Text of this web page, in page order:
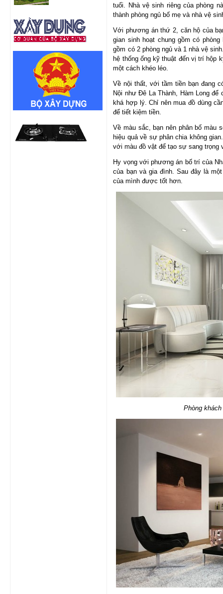
tuổi. Nhà vệ sinh riêng của phòng
thành phòng ngủ bố mẹ và nhà vệ
Với phương án thứ 2, căn hộ của
gian sinh hoạt chung gồm có
gồm có 2 phòng ngủ và 1 nhà vệ
hệ thống ống kỹ thuật đến vị trí hộp
một cách khéo léo.
Về nội thất, với tầm tiền bạn đang
Nội như Đê La Thành, Hàm Long
khá hợp lý. Chỉ nên mua đồ dùng
để tiết kiệm tiền.
Về màu sắc, bạn nên phân bố màu
hiệu quả về sự phân chia không
với màu đồ vật để tạo sự sang trọng
Hy vọng với phương án bố trí của
của bạn và gia đình. Sau đây là
của mình được tốt hơn.
Phòng